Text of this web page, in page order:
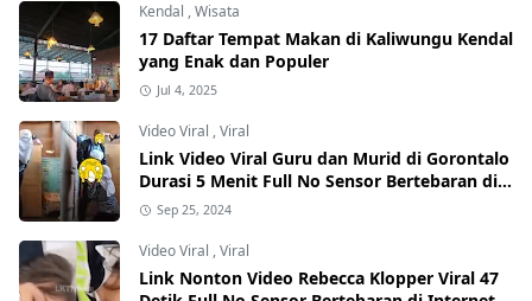
Kendal ,Wisata
17 Daftar Tempat Makan di Kaliwungu Kendal
yang Enak dan Populer
Jul 4, 2025
Video Viral ,Viral
Link Video Viral Guru dan Murid di Gorontalo
Durasi 5 Menit Full No Sensor Bertebaran di
Internet, Hati-Hati Phising!
Sep 25, 2024
Video Viral ,Viral
Link Nonton Video Rebecca Klopper Viral 47